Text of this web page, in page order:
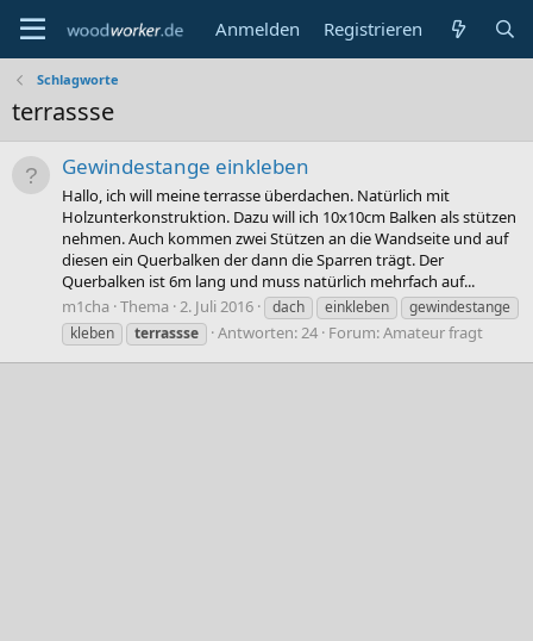
Anmelden Registrieren
Schlagworte
terrassse
Gewindestange einkleben
Hallo, ich will meine terrasse überdachen. Natürlich mit
Holzunterkonstruktion. Dazu will ich 10x10cm Balken als stützen
nehmen. Auch kommen zwei Stützen an die Wandseite und auf
diesen ein Querbalken der dann die Sparren trägt. Der
Querbalken ist 6m lang und muss natürlich mehrfach auf...
m1cha Thema 2. Juli 2016 dach einkleben
gewindestange
kleben
terrassse Antworten: 24 Forum:Amateur fragt